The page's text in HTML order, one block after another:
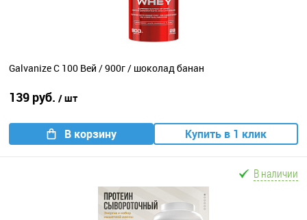
Galvanize C 100 Вей / 900г / шоколад банан
139 руб. / шт
В корзину Купить в 1 клик
В наличии